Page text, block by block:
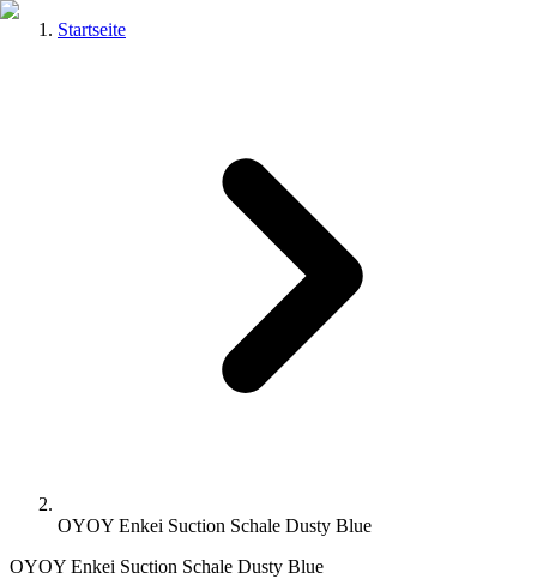
Startseite
OYOY Enkei Suction Schale Dusty Blue
OYOY Enkei Suction Schale Dusty Blue